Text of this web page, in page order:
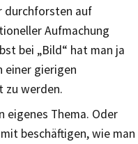
durchforsten auf
Aufmachung
bei „Bild“ hat man ja
einer gierigen
zu werden.
eigenes Thema. Oder
beschäftigen, wie man